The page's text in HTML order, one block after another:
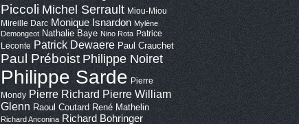
Piccoli Michel Serrault Miou-Miou
Mireille Darc Monique Isnardon Mylène
Demongeot Nathalie Baye Nino Rota Patrice
Leconte Patrick Dewaere Paul Crauchet
Paul Préboist Philippe Noiret
Philippe Sarde Pierre
Mondy Pierre Richard Pierre William
Glenn Raoul Coutard René Mathelin
Richard Anconina Richard Bohringer